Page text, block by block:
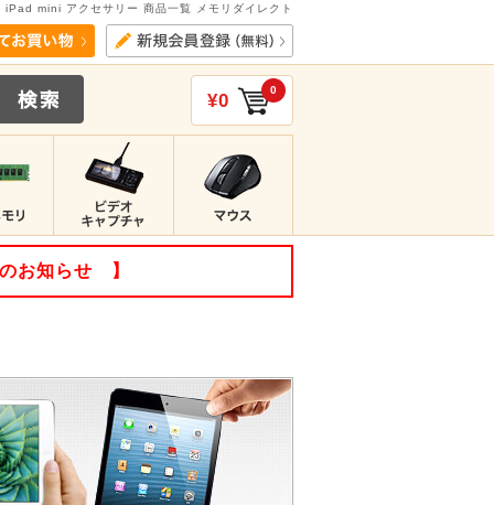
iPad mini アクセサリー 商品一覧 メモリダイレクト
¥0 0
お知らせ 】